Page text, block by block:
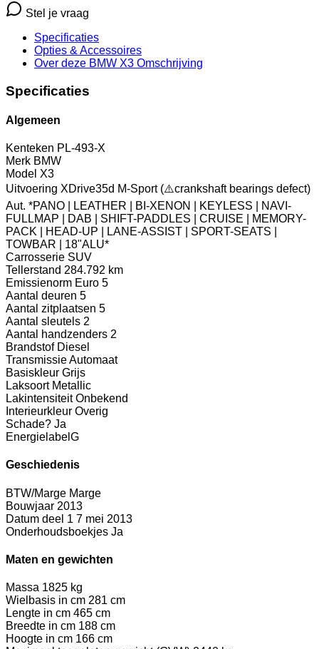
Stel je vraag
Specificaties
Opties & Accessoires
Over deze BMW X3 Omschrijving
Specificaties
Algemeen
Kenteken PL-493-X
Merk BMW
Model X3
Uitvoering XDrive35d M-Sport (⚠️crankshaft bearings defect)
Aut. *PANO | LEATHER | BI-XENON | KEYLESS | NAVI-
FULLMAP | DAB | SHIFT-PADDLES | CRUISE | MEMORY-
PACK | HEAD-UP | LANE-ASSIST | SPORT-SEATS |
TOWBAR | 18"ALU*
Carrosserie SUV
Tellerstand 284.792 km
Emissienorm Euro 5
Aantal deuren 5
Aantal zitplaatsen 5
Aantal sleutels 2
Aantal handzenders 2
Brandstof Diesel
TransmissieAutomaat
Basiskleur Grijs
Laksoort Metallic
Lakintensiteit Onbekend
Interieurkleur Overig
Schade? Ja
Energielabel G
Geschiedenis
BTW/Marge Marge
Bouwjaar 2013
Datum deel 1 7 mei 2013
Onderhoudsboekjes Ja
Maten en gewichten
Massa 1825 kg
Wielbasis in cm 281 cm
Lengte in cm 465 cm
Breedte in cm 188 cm
Hoogte in cm 166 cm